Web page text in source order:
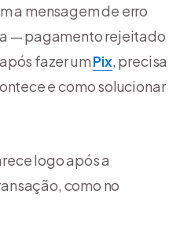
a mensagem de erro
— pagamento rejeitado
fazer umPix, precisa
e como solucionar
logo após a
como no